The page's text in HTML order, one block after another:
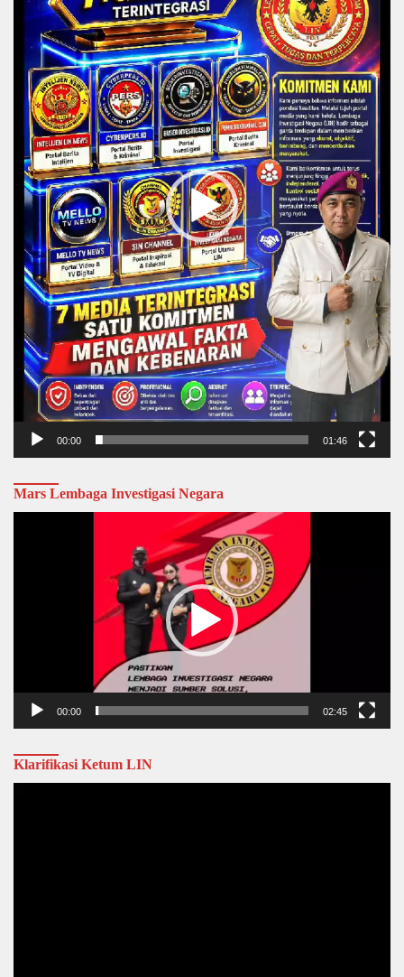
00:00 01:46
Mars Lembaga Investigasi Negara
00:00 02:45
Klarifikasi Ketum LIN